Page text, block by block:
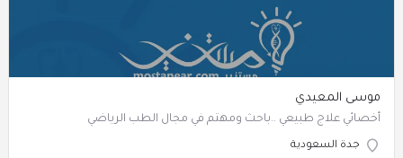
موسى المعيدي
‏‏‏‏‏‏‏‏‏‏‏‏‏‏‏‏‏أخصائي علاج طبيعي ..باحث ومهتم في مجال الطب الرياضي
جدة السعودية